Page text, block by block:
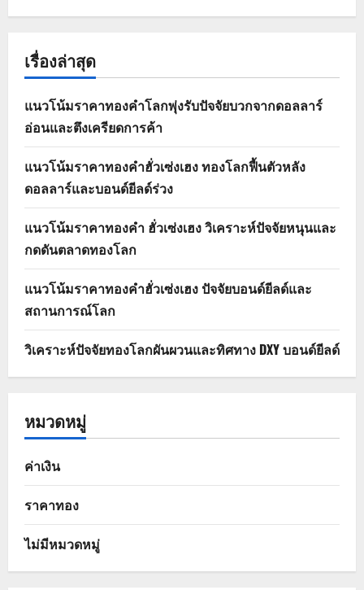
เรื่องล่าสุด
แนวโน้มราคาทองคำโลกพุ่งรับปัจจัยบวกจากดอลลาร์
อ่อนและตึงเครียดการค้า
แนวโน้มราคาทองคำฮั่วเซ่งเฮง ทองโลกฟื้นตัวหลัง
ดอลลาร์และบอนด์ยีลด์ร่วง
แนวโน้มราคาทองคำ ฮั่วเซ่งเฮง วิเคราะห์ปัจจัยหนุนและ
กดดันตลาดทองโลก
แนวโน้มราคาทองคำฮั่วเซ่งเฮง ปัจจัยบอนด์ยีลด์และ
สถานการณ์โลก
วิเคราะห์ปัจจัยทองโลกผันผวนและทิศทาง DXY บอนด์ยีลด์
หมวดหมู่
ค่าเงิน
ราคาทอง
ไม่มีหมวดหมู่